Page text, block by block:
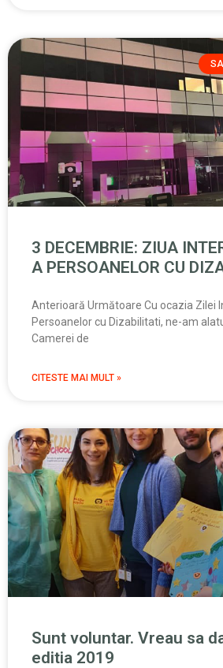
3 DECEMBRIE: ZIUA
A PERSOANELOR CU
Anterioară Următoare Cu ocazia Zilei
Persoanelor cu Dizabilitati, ne-am
Camerei de
CITESTE MAI MULT »
Sunt voluntar. Vreau sa
editia 2019